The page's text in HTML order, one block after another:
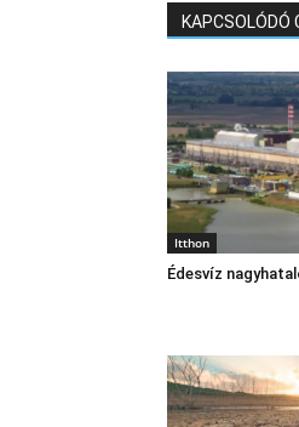
KAPCSOLÓDÓ
Itthon
Édesvíz